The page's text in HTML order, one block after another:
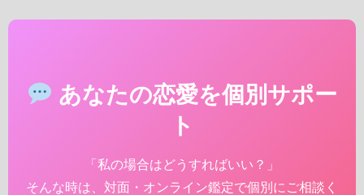
あなたの恋愛を個別サポー
ト
「私の場合はどうすればいい？」
そんな時は、対面・オンライン鑑定で個別にご相談く